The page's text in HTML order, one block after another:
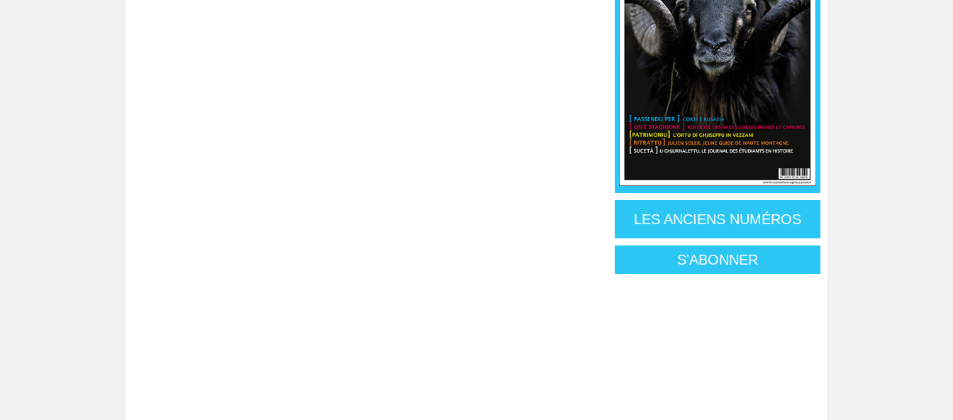
LES ANCIENS NUMÉROS
S'ABONNER